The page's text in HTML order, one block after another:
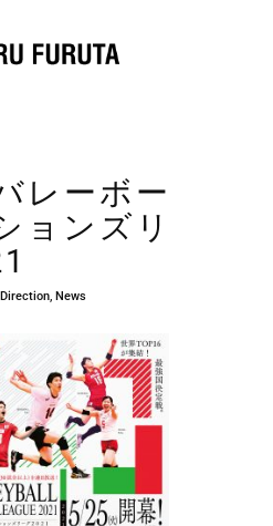
レーボー
ョンズリ
News